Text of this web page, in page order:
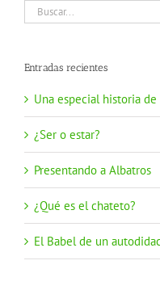
Buscar:
Entradas recientes
Una especial historia
¿Ser o estar?
Presentando a Albatros
¿Qué es el chateto?
El Babel de un